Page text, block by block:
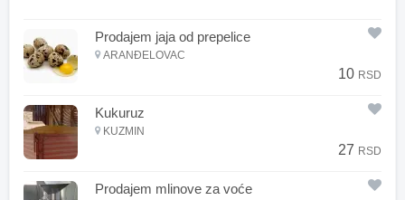
Prodajem jaja od prepelice
ARANĐELOVAC
10 RSD
Kukuruz
KUZMIN
27 RSD
Prodajem mlinove za voće